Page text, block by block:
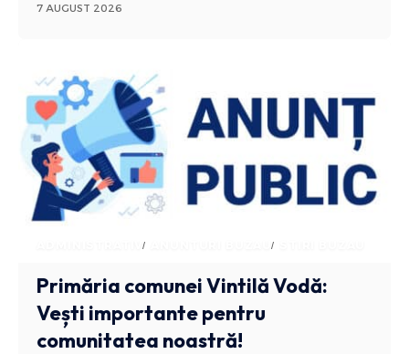
7 AUGUST 2026
ADMINISTRATIV ANUNTURI BUZAU
Primăria comunei Vintilă Vodă:
Vești importante pentru
comunitatea noastră!